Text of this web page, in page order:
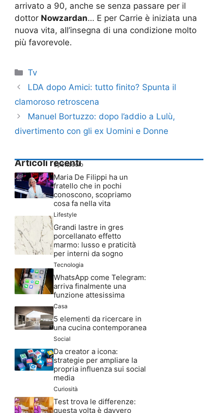
arrivato a 90, anche se senza passare per il
dottor Nowzardan… E per Carrie è iniziata una
nuova vita, all’insegna di una condizione molto
più favorevole.
Categorie
Tv
LDA dopo Amici: tutto finito? Spunta il
clamoroso retroscena
Manuel Bortuzzo: dopo l’addio a Lulù,
divertimento con gli ex Uomini e Donne
Articoli recenti
Spettacolo
Maria De Filippi ha un
fratello che in pochi
conoscono, scopriamo
cosa fa nella vita
Lifestyle
Grandi lastre in gres
porcellanato effetto
marmo: lusso e praticità
per interni da sogno
Tecnologia
WhatsApp come Telegram:
arriva finalmente una
funzione attesissima
Casa
5 elementi da ricercare in
una cucina contemporanea
Social
Da creator a icona:
strategie per ampliare la
propria influenza sui social
media
Curiosità
Test trova le differenze:
questa volta è davvero